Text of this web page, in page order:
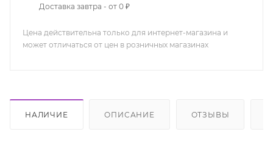
Доставка завтра - от 0 ₽
Цена действительна только для интернет-магазина и
может отличаться от цен в розничных магазинах
НАЛИЧИЕ ОПИСАНИЕ ОТЗЫВЫ